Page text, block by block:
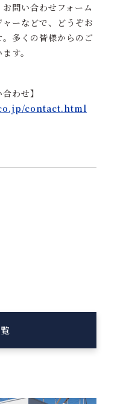
問い合わせフォーム
ーなどで、どうぞお
多くの皆様からのご
す。
わせ】
contact.html